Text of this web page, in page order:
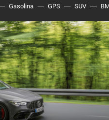
Gasolina GPS SUV